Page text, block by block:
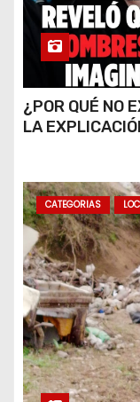
¿POR QUÉ NO
LA
CATEGORIAS